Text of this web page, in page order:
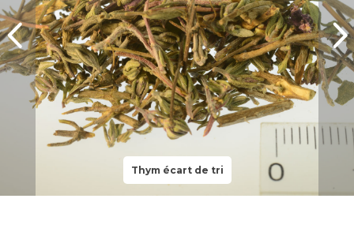
Thym écart de tri